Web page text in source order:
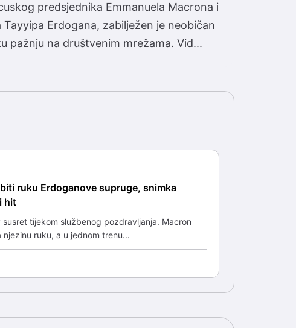
predsjednika Emmanuela Macrona i
Erdogana, zabilježen je neobičan
pažnju na društvenim mrežama. Vid...
ruku Erdoganove supruge, snimka
hit
tijekom službenog pozdravljanja. Macron
ruku, a u jednom trenu...